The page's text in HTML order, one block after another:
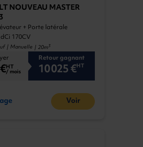
NOUVEAU MASTER
+ Porte latérale
170CV
| Manuelle | 20m3
HT
/ mois
Retour gagnant
10 025 €HT
Voir